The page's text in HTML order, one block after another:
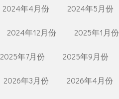
2024年4月份 2024年5月份
2024年12月份 2025年1月份
2025年7月份 2025年9月份
2026年3月份 2026年4月份